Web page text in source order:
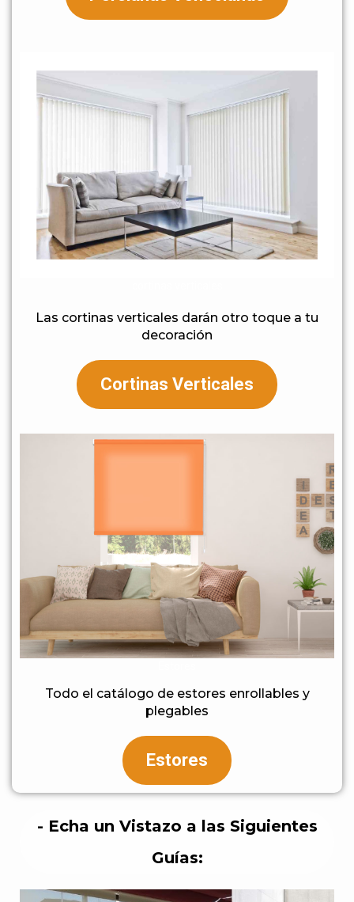
Las cortinas verticales darán otro toque a tu
decoración
Cortinas Verticales
Todo el catálogo de estores enrollables y
plegables
Estores
- Echa un Vistazo a las Siguientes
Guías: